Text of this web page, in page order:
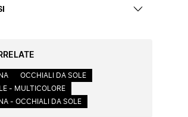
OCCHIALI DA SOLE
- MULTICOLORE
- OCCHIALI DA SOLE